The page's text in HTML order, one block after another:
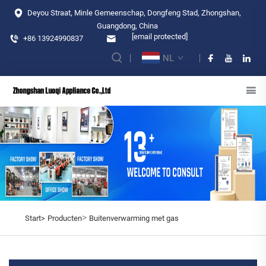
Deyou Straat, Minle Gemeenschap, Dongfeng Stad, Zhongshan,
Guangdong, China
+86 13924990837
[email protected]
NL
Start> Producten> Buitenverwarming met gas